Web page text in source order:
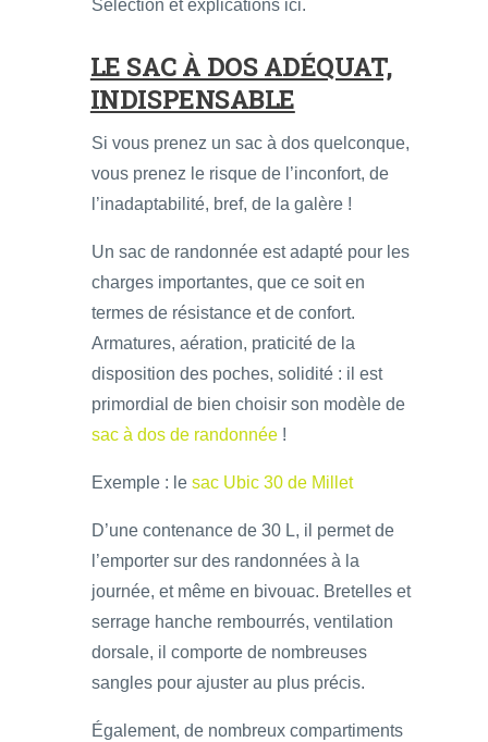
Sélection et explications ici.
LE SAC À DOS ADÉQUAT,
INDISPENSABLE
Si vous prenez un sac à dos quelconque,
vous prenez le risque de l’inconfort, de
l’inadaptabilité, bref, de la galère !
Un sac de randonnée est adapté pour les
charges importantes, que ce soit en
termes de résistance et de confort.
Armatures, aération, praticité de la
disposition des poches, solidité : il est
primordial de bien choisir son modèle de
sac à dos de randonnée !
Exemple : le sac Ubic 30 de Millet
D’une contenance de 30 L, il permet de
l’emporter sur des randonnées à la
journée, et même en bivouac. Bretelles et
serrage hanche rembourrés, ventilation
dorsale, il comporte de nombreuses
sangles pour ajuster au plus précis.
Également, de nombreux compartiments